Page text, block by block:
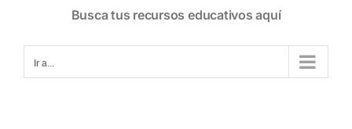
Busca tus recursos educativos aquí
Ir a...